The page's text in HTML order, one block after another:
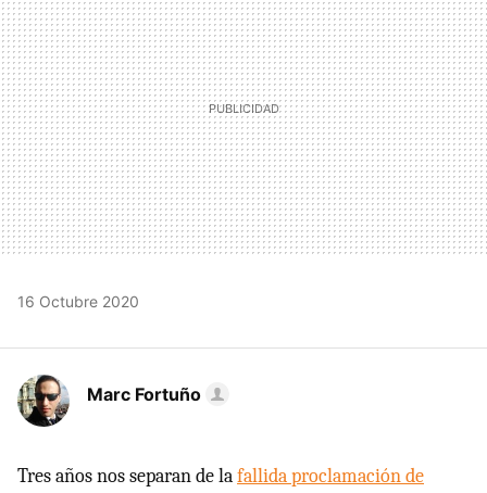
16 Octubre 2020
Marc Fortuño
Tres años nos separan de lafallida proclamación de